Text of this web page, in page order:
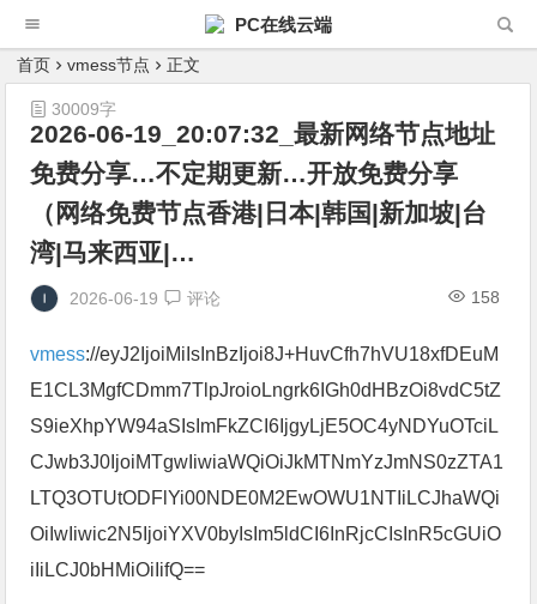
PC在线云端
首页 vmess节点 正文
2026-06-19_20:07:32_最新网络节点地址
免费分享…不定期更新…开放免费分享
（网络免费节点香港|日本|韩国|新加坡|台
湾|马来西亚|…
2026-06-19 评论 158
30009字
vmess://eyJ2IjoiMiIsInBzIjoi8J+HuvCfh7hVU18xfDEuM
E1CL3MgfCDmm7TlpJroioLngrk6IGh0dHBzOi8vdC5tZ
S9ieXhpYW94aSIsImFkZCI6IjgyLjE5OC4yNDYuOTciL
CJwb3J0IjoiMTgwIiwiaWQiOiJkMTNmYzJmNS0zZTA1
LTQ3OTUtODFlYi00NDE0M2EwOWU1NTIiLCJhaWQi
OiIwIiwic2N5IjoiYXV0byIsIm5ldCI6InRjcCIsInR5cGUiO
iIiLCJ0bHMiOiIifQ==